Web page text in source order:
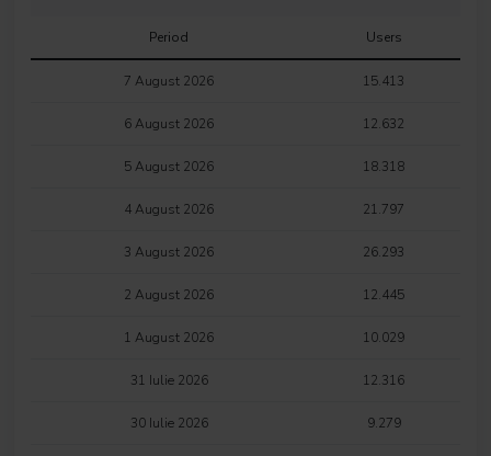
Period Users
7 August 2026 15.413
6 August 2026 12.632
5 August 2026 18.318
4 August 2026 21.797
3 August 2026 26.293
2 August 2026 12.445
1 August 2026 10.029
31 Iulie 2026 12.316
30 Iulie 2026 9.279